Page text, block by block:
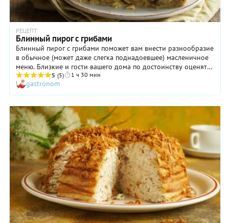
РЕЦЕПТ
Блинный пирог с грибами
Блинный пирог с грибами поможет вам внести разнообразие
в обычное (может даже слегка поднадоевшее) масленичное
меню. Близкие и гости вашего дома по достоинству оценят
такой кулинарный шедевр. Один только аромат начинки, в
состав которой входят благородные белые, просто сводит с
ума! Интересно и то, что пирог состоит из блинов,
свернутых трубочкой, благодаря чему в разрезанном виде
он выглядит особенно красиво. Кстати, весьма уместен здесь
будет укроп. Мелко нарежьте его и добавьте в почти
готовую начинку блинного пирога с грибами.
5 (5) 1 ч 30 мин
gastronom